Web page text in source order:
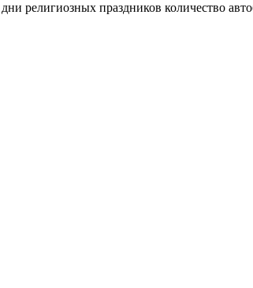
религиозных праздников количество